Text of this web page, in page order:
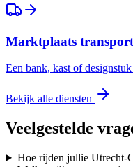
Marktplaats
Een bank, kast of
Bekijk alle diensten
Veelgestelde
Hoe rijden jullie Utrecht-